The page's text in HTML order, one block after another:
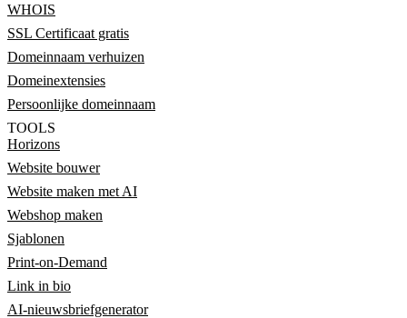
WHOIS
SSL Certificaat gratis
Domeinnaam verhuizen
Domeinextensies
Persoonlijke domeinnaam
TOOLS
Horizons
Website bouwer
Website maken met AI
Webshop maken
Sjablonen
Print-on-Demand
Link in bio
AI-nieuwsbriefgenerator